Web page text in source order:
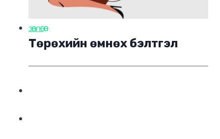
ЗӨВЛӨГӨӨ
Төрөхийн өмнөх бэлтгэл